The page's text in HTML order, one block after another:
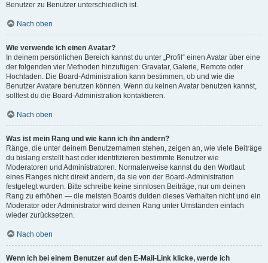
Benutzer zu Benutzer unterschiedlich ist.
Nach oben
Wie verwende ich einen Avatar?
In deinem persönlichen Bereich kannst du unter „Profil“ einen Avatar über eine
der folgenden vier Methoden hinzufügen: Gravatar, Galerie, Remote oder
Hochladen. Die Board-Administration kann bestimmen, ob und wie die
Benutzer Avatare benutzen können. Wenn du keinen Avatar benutzen kannst,
solltest du die Board-Administration kontaktieren.
Nach oben
Was ist mein Rang und wie kann ich ihn ändern?
Ränge, die unter deinem Benutzernamen stehen, zeigen an, wie viele Beiträge
du bislang erstellt hast oder identifizieren bestimmte Benutzer wie
Moderatoren und Administratoren. Normalerweise kannst du den Wortlaut
eines Ranges nicht direkt ändern, da sie von der Board-Administration
festgelegt wurden. Bitte schreibe keine sinnlosen Beiträge, nur um deinen
Rang zu erhöhen — die meisten Boards dulden dieses Verhalten nicht und ein
Moderator oder Administrator wird deinen Rang unter Umständen einfach
wieder zurücksetzen.
Nach oben
Wenn ich bei einem Benutzer auf den E-Mail-Link klicke, werde ich